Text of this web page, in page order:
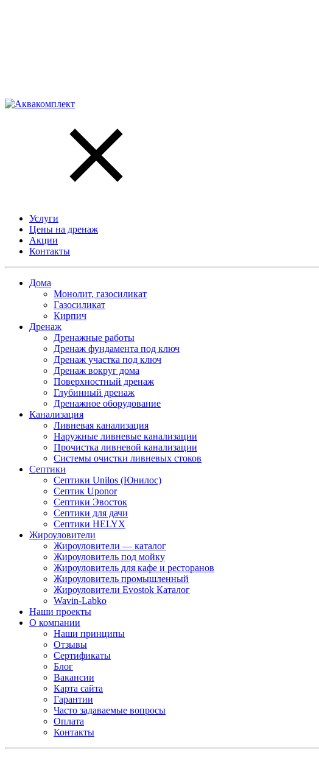
Услуги
Цены на дренаж
Акции
Контакты
Дома
Монолит, газосиликат
Газосиликат
Кирпич
Дренаж
Дренажные работы
Дренаж фундамента под ключ
Дренаж участка под ключ
Дренаж вокруг дома
Поверхностный дренаж
Глубинный дренаж
Дренажное оборудование
Канализация
Ливневая канализация
Наружные ливневые канализации
Прочистка ливневой канализации
Системы очистки ливневых стоков
Септики
Септики Unilos (Юнилос)
Септик Uponor
Септики Эвосток
Септики для дачи
Септики HELYX
Жироуловители
Жироуловители — каталог
Жироуловитель под мойку
Жироуловитель для кафе и ресторанов
Жироуловитель промышленный
Жироуловители Evostok Каталог
Wavin-Labko
Наши проекты
О компании
Наши принципы
Отзывы
Сертификаты
Блог
Вакансии
Карта сайта
Гарантии
Часто задаваемые вопросы
Оплата
Контакты